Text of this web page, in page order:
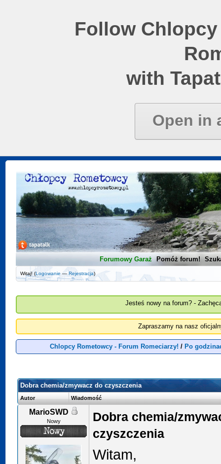
Follow
with
Open in
Forumowy Garaż Pomóż forum!
Witaj! (Logowanie —Rejestracja)
Jesteś nowy na forum? -
Zapraszamy na nasz
Chlopcy Rometowcy - Forum Romeciarzy! / Po
Dobra chemia/zmywacz do czyszczenia
Autor Wiadomość
MarioSWD
Nowy
Dobra chemia/
czyszczenia
Witam,